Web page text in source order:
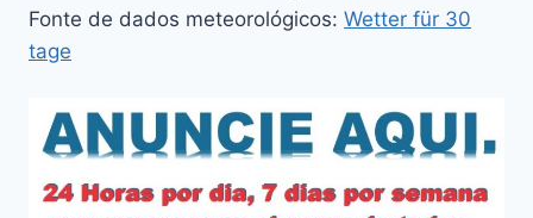
Fonte de dados meteorológicos: Wetter für 30
tage